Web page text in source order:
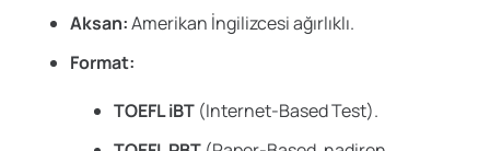
Aksan:Amerikan İngilizcesi ağırlıklı.
Format:
TOEFL iBT (Internet-Based Test).